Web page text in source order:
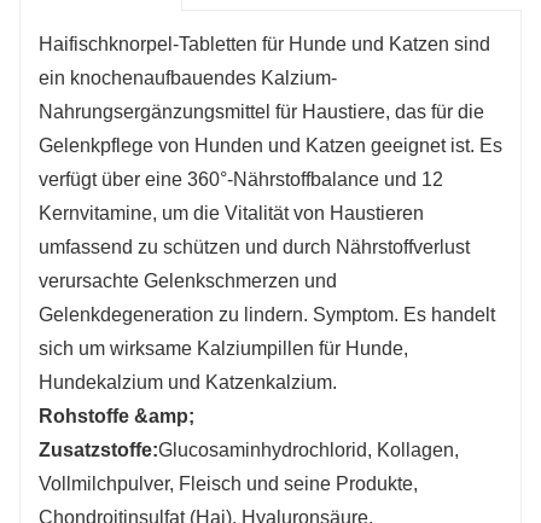
Vitaminbedarf von Hunden und Katzen, sorgt
für eine ausgewogene Ernährung, schönes
Haar, aktiviert die Vitalität des Körpers und
schützt das gesunde Wachstum von
Haustieren.
Haifischknorpel-Tabletten für Hunde und Katzen sind
ein knochenaufbauendes Kalzium-
Nahrungsergänzungsmittel für Haustiere, das für die
Gelenkpflege von Hunden und Katzen geeignet ist. Es
verfügt über eine 360°-Nährstoffbalance und 12
Kernvitamine, um die Vitalität von Haustieren
umfassend zu schützen und durch Nährstoffverlust
verursachte Gelenkschmerzen und
Gelenkdegeneration zu lindern. Symptom. Es handelt
sich um wirksame Kalziumpillen für Hunde,
Hundekalzium und Katzenkalzium.
Rohstoffe &amp;
Zusatzstoffe:Glucosaminhydrochlorid, Kollagen,
Vollmilchpulver, Fleisch und seine Produkte,
Chondroitinsulfat (Hai), Hyaluronsäure,